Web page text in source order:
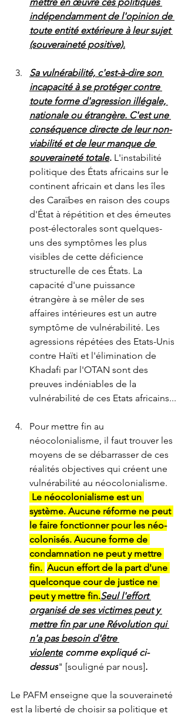
mettre en œuvre ces politiques
indépendamment de l'opinion de
toute entité extérieure à leur sujet
(souveraineté positive).
Sa vulnérabilité, c'est-à-dire son
incapacité à se protéger contre
toute forme d'agression illégale,
nationale ou étrangère. C'est une
conséquence directe de leur non-
viabilité et de leur manque de
souveraineté totale. L'instabilité
politique des États africains sur le
continent africain et dans les îles
des Caraïbes en raison des coups
d'État à répétition et des émeutes
post-électorales sont quelques-
uns des symptômes les plus
visibles de cette déficience
structurelle de ces États. La
capacité d'une puissance
étrangère à se mêler de ses
affaires intérieures est un autre
symptôme de vulnérabilité. Les
agressions répétées des Etats-Unis
contre Haïti et l'élimination de
Khadafi par l'OTAN sont des
preuves indéniables de la
vulnérabilité de ces Etats africains...
Pour mettre fin au
néocolonialisme, il faut trouver les
moyens de se débarrasser de ces
réalités objectives qui créent une
vulnérabilité au néocolonialisme.
Le néocolonialisme est un
système. Aucune réforme ne peut
le faire fonctionner pour les néo-
colonisés. Aucune forme de
condamnation ne peut y mettre
fin. Aucun effort de la part d'une
quelconque cour de justice ne
peut y mettre fin.Seul l'effort
organisé de ses victimes peut y
mettre fin par une Révolution qui
n'a pas besoin d'être
violente comme expliqué ci-
dessus" [souligné par nous].
Le PAFM enseigne que la souveraineté
est la liberté de choisir sa politique et